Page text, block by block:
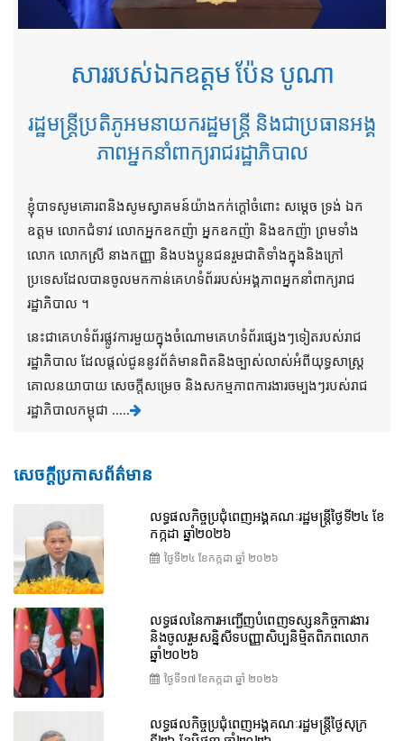
សាររបស់ឯកឧត្តម ប៉ែន បូណា
រដ្ឋមន្ត្រីប្រតិភូអមនាយករដ្ឋមន្ត្រី និងជាប្រធានអង្គ
ភាពអ្នកនាំពាក្យរាជរដ្ឋាភិបាល
ខ្ញុំបាទសូមគោរពនិងសូមស្វាគមន៍យ៉ាងកក់ក្តៅចំពោះ សម្តេច ទ្រង់ ឯក
ឧត្តម លោកជំទាវ លោកអ្នកឧកញ៉ា អ្នកឧកញ៉ា និងឧកញ៉ា ព្រមទាំង
លោក លោកស្រី នាងកញ្ញា និងបងប្អូនជនរួមជាតិទាំងក្នុងនិងក្រៅ
ប្រទេសដែលបានចូលមកកាន់គេហទំព័ររបស់អង្គភាពអ្នកនាំពាក្យរាជ
រដ្ឋាភិបាល ។
នេះជាគេហទំព័រផ្លូវការមួយក្នុងចំណោមគេហទំព័រផ្សេងៗទៀតរបស់រាជ
រដ្ឋាភិបាល ដែលផ្តល់ជូននូវព័ត៌មានពិតនិងច្បាស់លាស់អំពីយុទ្ធសាស្រ្ត
គោលនយាបាយ សេចក្តីសម្រេច និងសកម្មភាពការងារចម្បងៗរបស់រាជ
រដ្ឋាភិបាលកម្ពុជា .....
សេចក្តីប្រកាសព័ត៌មាន
លទ្ធផលកិច្ចប្រជុំពេញអង្គគណៈរដ្ឋមន្រ្តីថ្ងៃទី២៤ ខែ
កក្កដា ឆ្នាំ២០២៦
ថ្ងៃទី២៤ ខែ​កក្កដា ឆ្នាំ ២០២៦
លទ្ធផលនៃការអញ្ជើញបំពេញទស្សនកិច្ចការងារ
និងចូលរួមសន្និសីទបញ្ញាសិប្បនិម្មិតពិភពលោក
ឆ្នាំ២០២៦
ថ្ងៃទី១៧ ខែ​កក្កដា ឆ្នាំ ២០២៦
លទ្ធផលកិច្ចប្រជុំពេញអង្គគណៈរដ្ឋមន្រ្តីថ្ងៃសុក្រ